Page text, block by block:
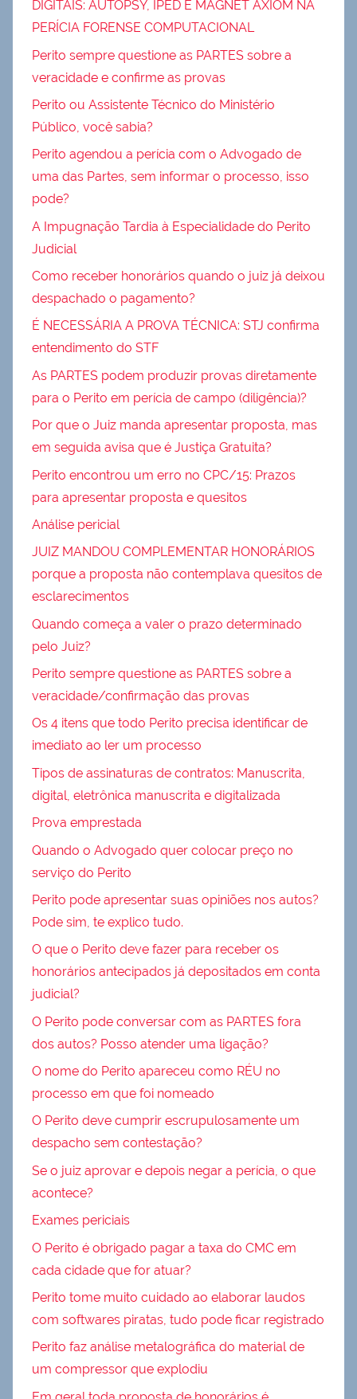
DIGITAIS: AUTOPSY, IPED E MAGNET AXIOM NA
PERÍCIA FORENSE COMPUTACIONAL
Perito sempre questione as PARTES sobre a
veracidade e confirme as provas
Perito ou Assistente Técnico do Ministério
Público, você sabia?
Perito agendou a perícia com o Advogado de
uma das Partes, sem informar o processo, isso
pode?
A Impugnação Tardia à Especialidade do Perito
Judicial
Como receber honorários quando o juiz já deixou
despachado o pagamento?
É NECESSÁRIA A PROVA TÉCNICA: STJ confirma
entendimento do STF
As PARTES podem produzir provas diretamente
para o Perito em perícia de campo (diligência)?
Por que o Juiz manda apresentar proposta, mas
em seguida avisa que é Justiça Gratuita?
Perito encontrou um erro no CPC/15: Prazos
para apresentar proposta e quesitos
Análise pericial
JUIZ MANDOU COMPLEMENTAR HONORÁRIOS
porque a proposta não contemplava quesitos de
esclarecimentos
Quando começa a valer o prazo determinado
pelo Juiz?
Perito sempre questione as PARTES sobre a
veracidade/confirmação das provas
Os 4 itens que todo Perito precisa identificar de
imediato ao ler um processo
Tipos de assinaturas de contratos: Manuscrita,
digital, eletrônica manuscrita e digitalizada
Prova emprestada
Quando o Advogado quer colocar preço no
serviço do Perito
Perito pode apresentar suas opiniões nos autos?
Pode sim, te explico tudo.
O que o Perito deve fazer para receber os
honorários antecipados já depositados em conta
judicial?
O Perito pode conversar com as PARTES fora
dos autos? Posso atender uma ligação?
O nome do Perito apareceu como RÉU no
processo em que foi nomeado
O Perito deve cumprir escrupulosamente um
despacho sem contestação?
Se o juiz aprovar e depois negar a perícia, o que
acontece?
Exames periciais
O Perito é obrigado pagar a taxa do CMC em
cada cidade que for atuar?
Perito tome muito cuidado ao elaborar laudos
com softwares piratas, tudo pode ficar registrado
Perito faz análise metalográfica do material de
um compressor que explodiu